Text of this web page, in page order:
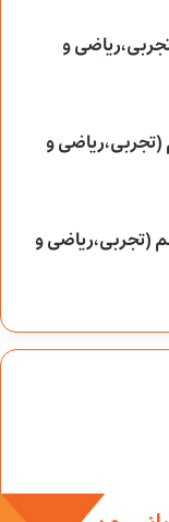
و
(تجربی،ریاضی و
(تجربی،ریاضی و